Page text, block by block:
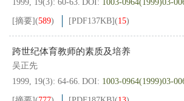
1999, 19(3): 60-63. DOI: 1003-0964(1999)03-
[摘要](589) [PDF137KB](15)
跨世纪体育教师的素质及培养
吴正先
1999, 19(3): 64-66. DOI: 1003-0964(1999)03-